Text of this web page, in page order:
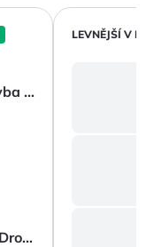
Výlet Navagio - plavba do zátoky Shipwreck Bay, Modrých jeskyní a na mys Sk...
Kefalonia – jeskyně Drogarati, jezero Melissani a Assos
LEVNĚJŠÍ V